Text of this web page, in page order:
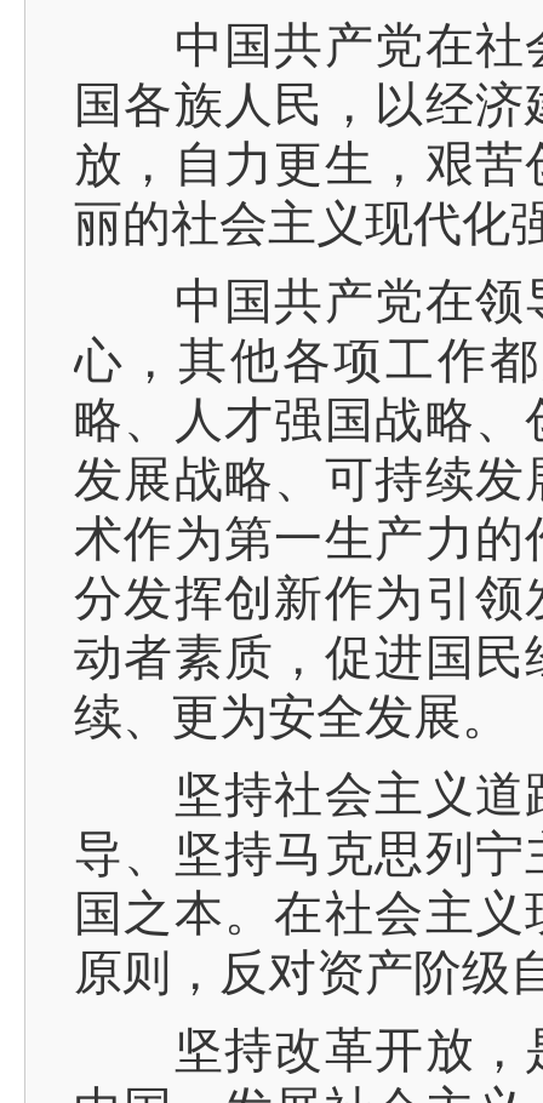
中国共产党在社
国各族人民，以经
放，自力更生，艰
丽的社会主义现代化
中国共产党在领
心，其他各项工作
略、人才强国战略
发展战略、可持续
术作为第一生产力
分发挥创新作为引
动者素质，促进国
续、更为安全发展。
坚持社会主义道
导、坚持马克思列
国之本。在社会主
原则，反对资产阶级
坚持改革开放，